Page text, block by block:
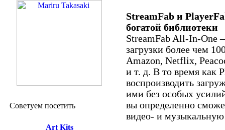
Советуем посетить
Art Kits
StreamFab и
богатой библиотеки
StreamFab All-In-One
загрузки более чем
Amazon, Netflix,
и т. д. В то время как
воспроизводить
ими без особых
вы определенно
видео- и музыкальную